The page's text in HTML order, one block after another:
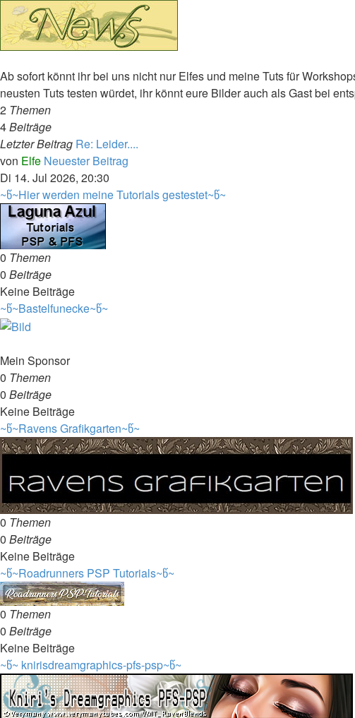
Ab sofort könnt ihr bei uns nicht nur Elfes und meine Tuts für
neusten Tuts testen würdet, ihr könnt eure Bilder auch als Gast bei
2 Themen
4Beiträge
Letzter Beitrag Re: Leider....
von Elfe Neuester Beitrag
Di 14. Jul 2026, 20:30
~წ~Hier werden meine Tutorials gestestet~წ~
0 Themen
0 Beiträge
Keine Beiträge
~წ~Bastelfunecke~წ~
Mein Sponsor
0 Themen
0 Beiträge
Keine Beiträge
~წ~Ravens Grafikgarten~წ~
0 Themen
0 Beiträge
Keine Beiträge
~წ~Roadrunners PSP Tutorials~წ~
0 Themen
0 Beiträge
Keine Beiträge
~წ~ knirisdreamgraphics-pfs-psp~წ~